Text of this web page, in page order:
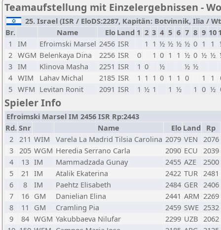
Teamaufstellung mit Einzelergebnissen -
25. Israel (ISR / EloDS:2287, Kapitän: Botvinnik, Ilia /
Br.
Name Elo Land 1 2 3 4 5 6 7 8 9 10
1
IM Efroimski Marsel 2456 ISR 1 1 ½ ½ ½ ½ 0 1 1
2 WGM Belenkaya Dina 2256 ISR 0 1 0 1 1 ½ 0 ½ ½
3 IM Klinova Masha 2251 ISR 1 0 ½ ½ ½
4 WIM Lahav Michal 2185 ISR 1 1 1 0 1 1 0 1 1
5 WFM Levitan Ronit 2091 ISR 1 ½ 1 1 ½ 1 0 ½
Spieler Info
Efroimski Marsel IM 2456 ISR Rp:2443
Rd. Snr Name Elo Land
Rp
2 211 WIM Varela La Madrid Tilsia Carolina 2079 VEN 2076
3 205 WGM Heredia Serrano Carla 2090 ECU 2039
4
13 IM Mammadzada Gunay 2455 AZE
2500
5
21 IM Atalik Ekaterina 2422 TUR 2481
6
8 IM Paehtz Elisabeth 2484 GER 2406
7
16 GM Danielian Elina 2441 ARM 2269
8
11 GM Cramling Pia 2459 SWE 2532
9
84 WGM Yakubbaeva Nilufar 2299 UZB 2062